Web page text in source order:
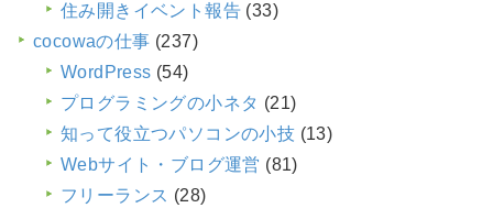
住み開きイベント報告 (33)
cocowaの仕事 (237)
WordPress (54)
プログラミングの小ネタ (21)
知って役立つパソコンの小技 (13)
Webサイト・ブログ運営 (81)
フリーランス (28)